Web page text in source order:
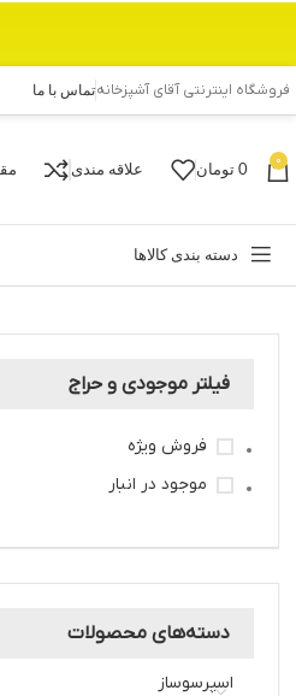
فروشگاه اینترنتی آقای آشپزخانهتماس با ما
0
0 تومان علاقه مندی
دسته بندی کالاها
فیلتر موجودی و حراج
فروش ویژه
موجود در انبار
دسته‌های محصولات
اسپرسوساز